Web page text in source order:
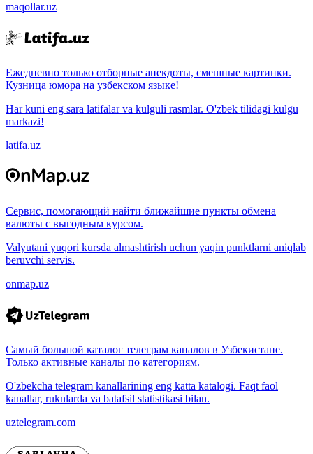
maqollar.uz
Ежедневно только отборные анекдоты, смешные картинки.
Кузница юмора на узбекском языке!
Har kuni eng sara latifalar va kulguli rasmlar. O'zbek tilidagi kulgu
markazi!
latifa.uz
Сервис, помогающий найти ближайшие пункты обмена
валюты с выгодным курсом.
Valyutani yuqori kursda almashtirish uchun yaqin punktlarni aniqlab
beruvchi servis.
onmap.uz
Самый большой каталог телеграм каналов в Узбекистане.
Только активные каналы по категориям.
O'zbekcha telegram kanallarining eng katta katalogi. Faqt faol
kanallar, ruknlarda va batafsil statistikasi bilan.
uztelegram.com